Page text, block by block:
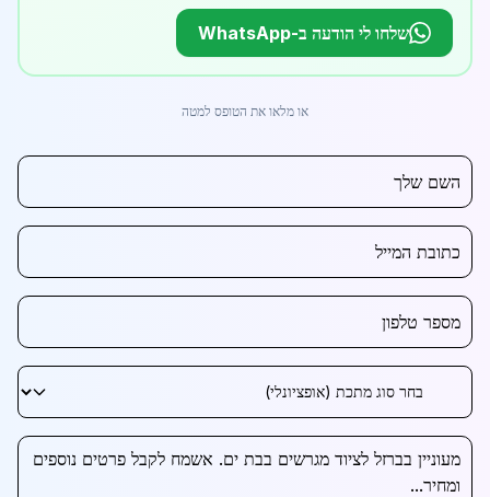
שלחו לי הודעה ב-WhatsApp
או מלאו את הטופס למטה